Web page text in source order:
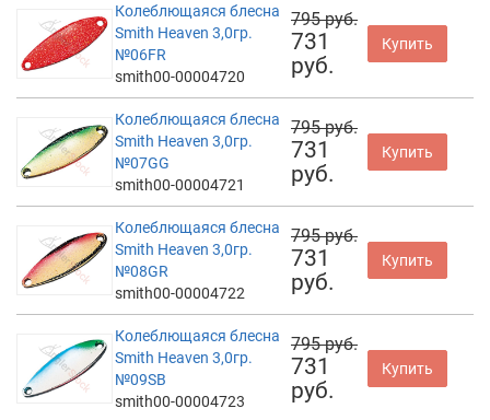
Колеблющаяся блесна
Smith Heaven 3,0гр.
№06FR
smith00-00004720
795 руб.
731
руб.
Купить
Колеблющаяся блесна
Smith Heaven 3,0гр.
№07GG
smith00-00004721
795 руб.
731
руб.
Купить
Колеблющаяся блесна
Smith Heaven 3,0гр.
№08GR
smith00-00004722
795 руб.
731
руб.
Купить
Колеблющаяся блесна
Smith Heaven 3,0гр.
№09SB
smith00-00004723
795 руб.
731
руб.
Купить